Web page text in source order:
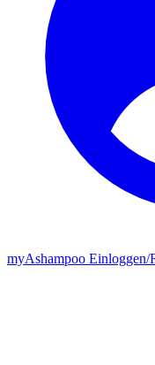
myAshampoo Einloggen/